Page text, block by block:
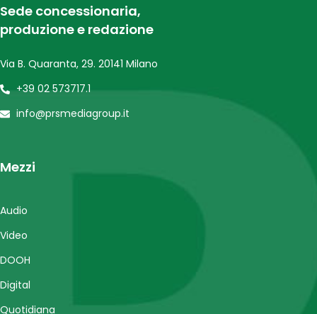
Mezzi
Audio
Video
DOOH
Digital
Quotidiana
Sede concessionaria,
produzione e redazione
Via B. Quaranta, 29. 20141 Milano
+39 02 573717.1
info@prsmediagroup.it